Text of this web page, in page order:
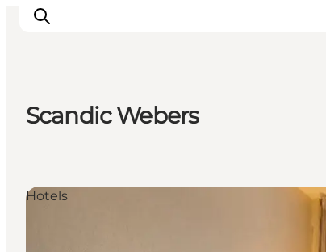
Planen
Scandic Webers
Hotels